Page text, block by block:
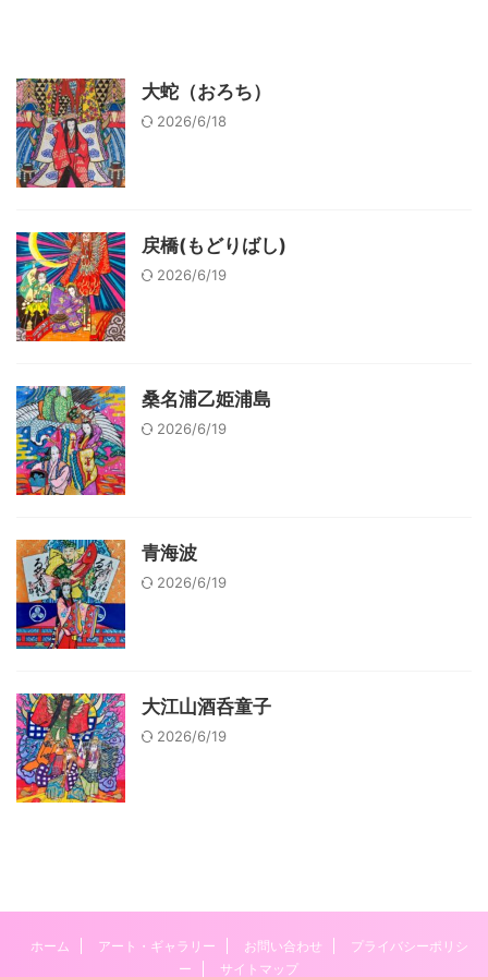
大蛇（おろち）
2026/6/18
戻橋(もどりばし)
2026/6/19
桑名浦乙姫浦島
2026/6/19
青海波
2026/6/19
大江山酒呑童子
2026/6/19
ホーム アート・ギャラリー お問い合わせ
プライバシーポリシ
ー
サイトマップ